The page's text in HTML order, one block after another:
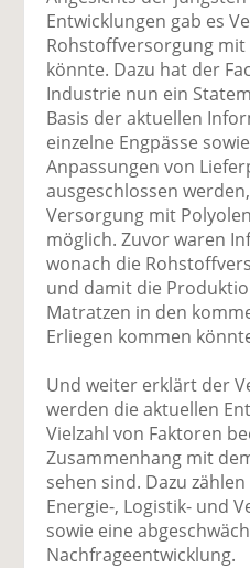
Entwicklungen gab es
Rohstoffversorgung
könnte. Dazu hat der
Industrie nun ein
Basis der aktuellen
einzelne Engpässe
Anpassungen von
ausgeschlossen
Versorgung mit
möglich. Zuvor waren
wonach die
und damit die
Matratzen in den
Erliegen kommen
Und weiter erklärt der
werden die aktuellen
Vielzahl von Faktoren
Zusammenhang mit
sehen sind. Dazu
Energie-, Logistik- und
sowie eine
Nachfrageentwicklung.